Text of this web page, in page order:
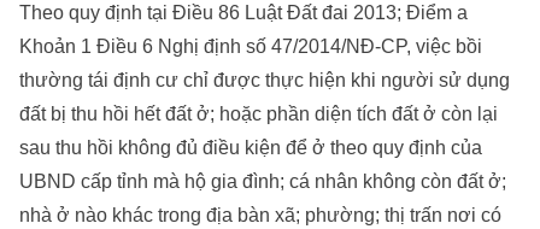
Theo quy định tại Điều 86 Luật Đất đai 2013; Điểm a
Khoản 1 Điều 6 Nghị định số 47/2014/NĐ-CP, việc bồi
thường tái định cư chỉ được thực hiện khi người sử dụng
đất bị thu hồi hết đất ở; hoặc phần diện tích đất ở còn lại
sau thu hồi không đủ điều kiện để ở theo quy định của
UBND cấp tỉnh mà hộ gia đình; cá nhân không còn đất ở;
nhà ở nào khác trong địa bàn xã; phường; thị trấn nơi có